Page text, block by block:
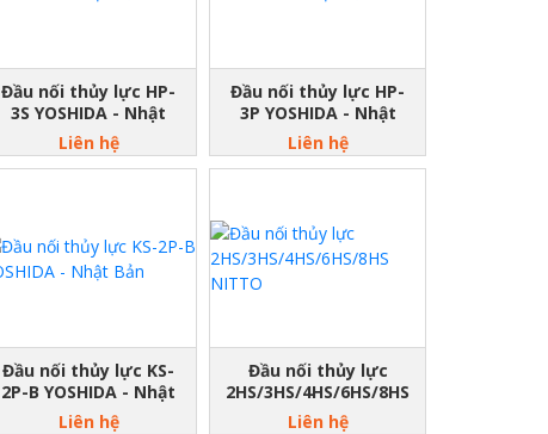
Đầu nối thủy lực HP-
3S YOSHIDA - Nhật
Bản
Liên hệ
Đầu nối thủy lực HP-
3P YOSHIDA - Nhật
Bản
Liên hệ
Đầu nối thủy lực KS-
2P-B YOSHIDA - Nhật
Bản
Liên hệ
Đầu nối thủy lực
2HS/3HS/4HS/6HS/8HS
NITTO
Liên hệ